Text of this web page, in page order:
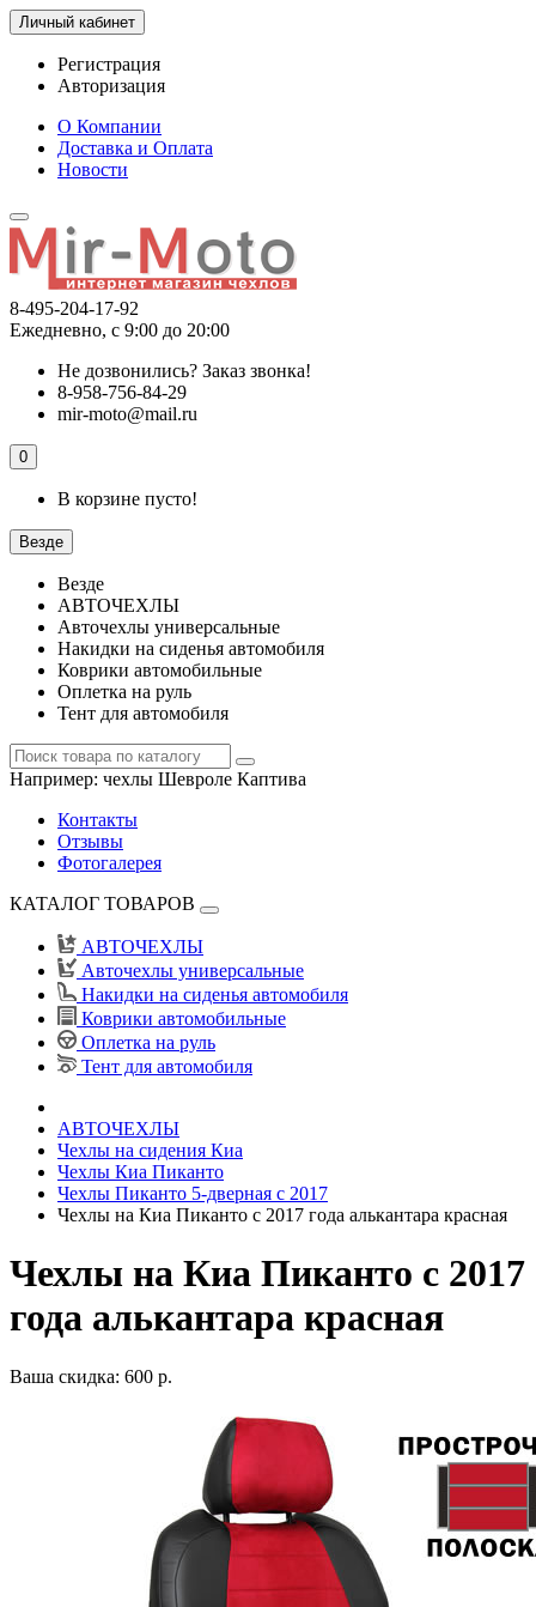
Личный кабинет
Регистрация
Авторизация
О Компании
Доставка и Оплата
Новости
8-495-204-17-92
Ежедневно, с 9:00 до 20:00
Не дозвонились? Заказ звонка!
8-958-756-84-29
mir-moto@mail.ru
0
В корзине пусто!
Везде
Везде
АВТОЧЕХЛЫ
Авточехлы универсальные
Накидки на сиденья автомобиля
Коврики автомобильные
Оплетка на руль
Тент для автомобиля
Например: чехлы Шевроле Каптива
Контакты
Отзывы
Фотогалерея
КАТАЛОГ ТОВАРОВ
АВТОЧЕХЛЫ
Авточехлы универсальные
Накидки на сиденья автомобиля
Коврики автомобильные
Оплетка на руль
Тент для автомобиля
АВТОЧЕХЛЫ
Чехлы на сидения Киа
Чехлы Киа Пиканто
Чехлы Пиканто 5-дверная с 2017
Чехлы на Киа Пиканто с 2017 года алькантара красная
Чехлы на Киа Пиканто с 2017
года алькантара красная
Ваша скидка: 600 р.